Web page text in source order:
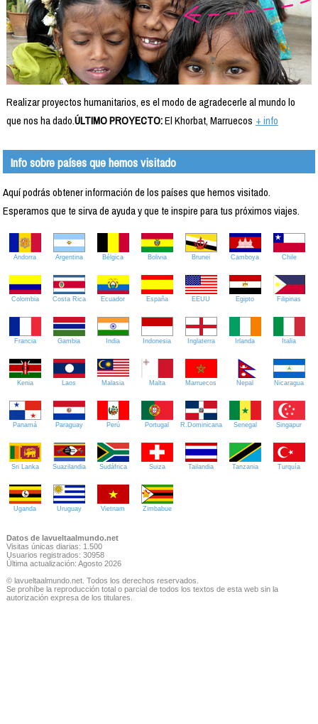
Realizar proyectos humanitarios, es el modo de agradecerle al mundo lo
que nos ha dado.ÚLTIMO PROYECTO:El Khorbat, Marruecos + info
Info sobre países que hemos visitado
Aquí podrás obtener información de los países que hemos visitado.
Esperamos que te sirva de ayuda y que te inspire para tus próximos viajes.
Andorra Argentina Bélgica Bolivia Brunei Camboya Chile
Colombia Costa Rica Ecuador España EEUU Egipto Filipinas
Francia Gambia India Indonesia Inglaterra Irlanda Italia
Kenia Laos Malasia Malta Marruecos Nepal Nicaragua
Panamá Paraguay Perú Portugal R.Dominicana Senegal Singapur
Sri Lanka Suazilandia Sudáfrica Suiza Tailandia Tanzania Turquía
Uganda Uruguay Vietnam Zimbabue
Datos de lavueltaalmundo.net
Visitas únicas diarias: 1.500
Usuarios registrados: 30958
Última actualización: Agosto 2026
© lavueltaalmundo.net. Todos los derechos reservados.
Se prohíbe la reproducción total o parcial de todos los textos de esta web sin la
autorización expresa de los titulares.